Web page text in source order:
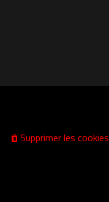
Supprimer les cookies